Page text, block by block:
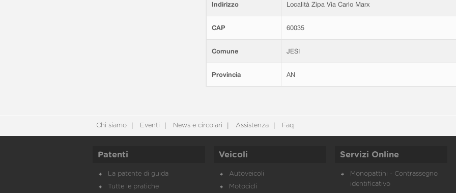
Indirizzo Località Zipa Via Carlo Marx
CAP 60035
Comune JESI
Provincia AN
Chi siamo Eventi News e circolari Assistenza Faq
Patenti
La patente di guida
Tutte le pratiche
Veicoli
Autoveicoli
Motocicli
Servizi Online
Monopattini - Contrassegno
identificativo